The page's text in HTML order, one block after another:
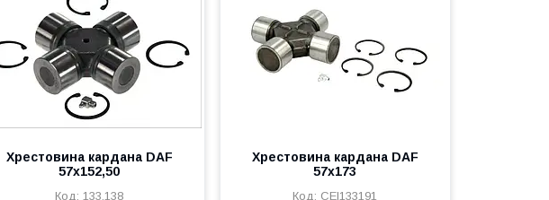
Хрестовина кардана DAF
57x152,50
133.138
Хрестовина кардана DAF
57x173
CEI133191